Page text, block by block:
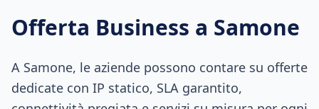
Offerta Business a Samone
A Samone, le aziende possono contare su offerte
dedicate con IP statico, SLA garantito,